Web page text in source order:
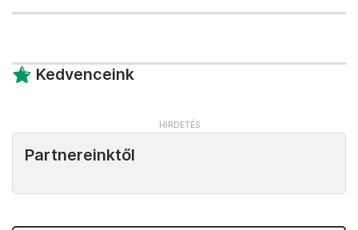
Kedvenceink
Partnereinktől